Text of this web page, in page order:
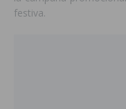
festiva.